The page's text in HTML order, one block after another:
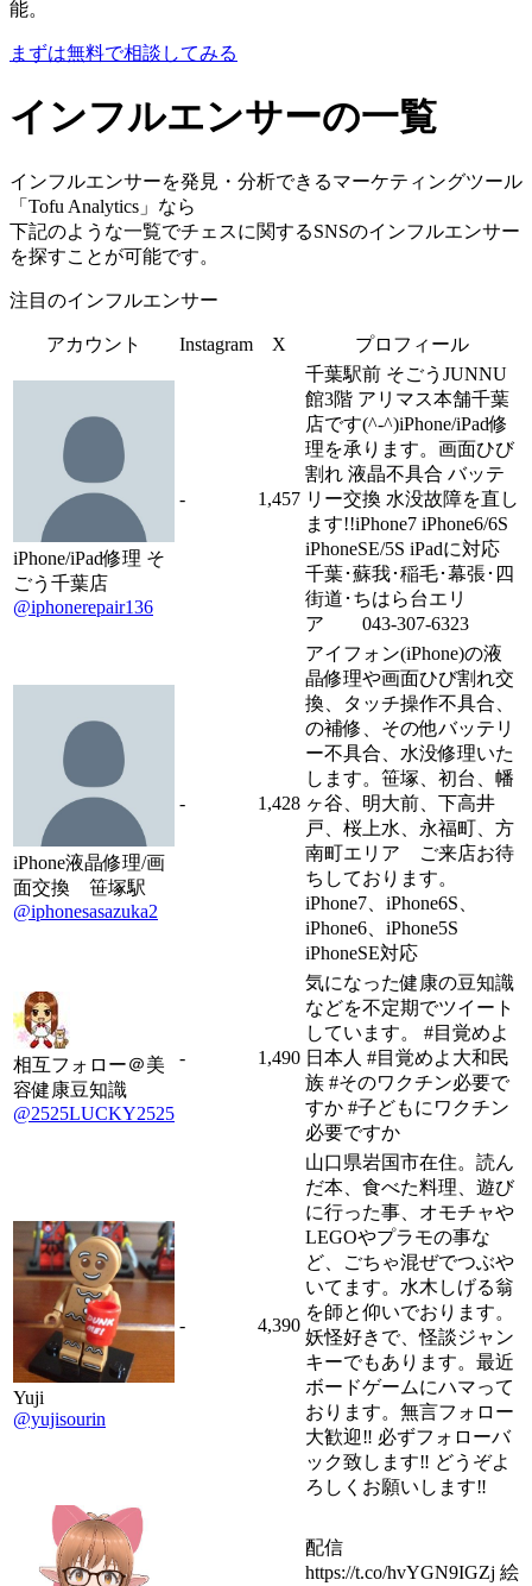
能。
まずは無料で相談してみる
インフルエンサーの一覧
インフルエンサーを発見・分析できるマーケティングツール
「Tofu Analytics」なら
下記のような一覧でチェスに関するSNSのインフルエンサー
を探すことが可能です。
注目のインフルエンサー
アカウント Instagram X プロフィール
iPhone/iPad修理 そ
ごう千葉店
@iphonerepair136
- 1,457
千葉駅前 そごうJUNNU
館3階 アリマス本舗千葉
店です(^-^)iPhone/iPad修
理を承ります。画面ひび
割れ 液晶不具合 バッテ
リー交換 水没故障を直し
ます!!iPhone7 iPhone6/6S
iPhoneSE/5S iPadに対応
千葉･蘇我･稲毛･幕張･四
街道･ちはら台エリ
ア 043-307-6323
iPhone液晶修理/画
面交換 笹塚駅
@iphonesasazuka2
- 1,428
アイフォン(iPhone)の液
晶修理や画面ひび割れ交
換、タッチ操作不具合、
の補修、その他バッテリ
ー不具合、水没修理いた
します。笹塚、初台、幡
ヶ谷、明大前、下高井
戸、桜上水、永福町、方
南町エリア ご来店お待
ちしております。
iPhone7、iPhone6S、
iPhone6、iPhone5S
iPhoneSE対応
相互フォロー＠美
容健康豆知識
@2525LUCKY2525
- 1,490
気になった健康の豆知識
などを不定期でツイート
しています。 #目覚めよ
日本人 #目覚めよ大和民
族 #そのワクチン必要で
すか #子どもにワクチン
必要ですか
Yuji
@yujisourin
- 4,390
山口県岩国市在住。読ん
だ本、食べた料理、遊び
に行った事、オモチャや
LEGOやプラモの事な
ど、ごちゃ混ぜでつぶや
いてます。水木しげる翁
を師と仰いでおります。
妖怪好きで、怪談ジャン
キーでもあります。最近
ボードゲームにハマって
おります。無言フォロー
大歓迎‼︎ 必ずフォローバ
ック致します‼︎ どうぞよ
ろしくお願いします‼︎
配信
https://t.co/hvYGN9IGZj 絵